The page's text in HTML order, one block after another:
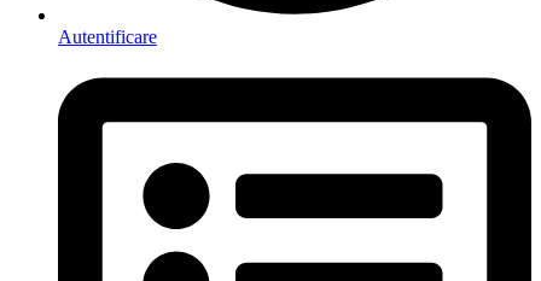
Autentificare